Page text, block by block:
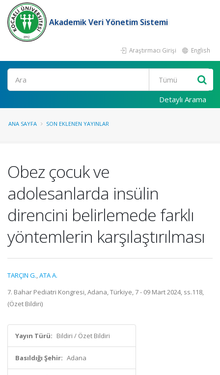
Akademik Veri Yönetim Sistemi
Araştırmacı Girişi English
Ara
Detaylı Arama
ANA SAYFA SON EKLENEN YAYINLAR
Obez çocuk ve
adolesanlarda insülin
direncini belirlemede farklı
yöntemlerin karşılaştırılması
TARÇIN G.,ATA A.
7. Bahar Pediatri Kongresi, Adana, Türkiye, 7 - 09 Mart 2024, ss.118,
(Özet Bildiri)
Yayın Türü: Bildiri / Özet Bildiri
Basıldığı Şehir: Adana